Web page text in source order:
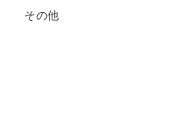
その他